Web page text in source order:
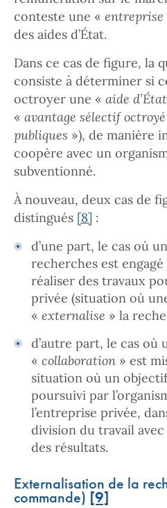
conteste une « entreprise
des aides d’État.
Dans ce cas de figure, la
consiste à déterminer si
octroyer une « aide d’État
« avantage sélectif
publiques »), de manière
coopère avec un
subventionné.
À nouveau, deux cas de
distingués [8] :
d’une part, le cas où
recherches est
réaliser des travaux
privée (situation où
« externalise » la
d’autre part, le cas où
« collaboration » est
situation où un
poursuivi par
l’entreprise privée,
division du travail
des résultats.
Externalisation de la
commande) [9]